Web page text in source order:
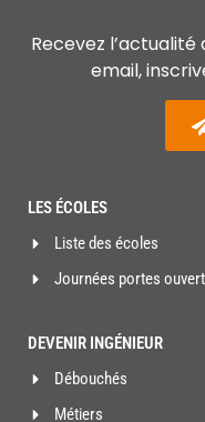
Recevez
email,
LES ÉCOLES
Liste des écoles
Journées portes
DEVENIR INGÉNIEUR
Débouchés
Métiers